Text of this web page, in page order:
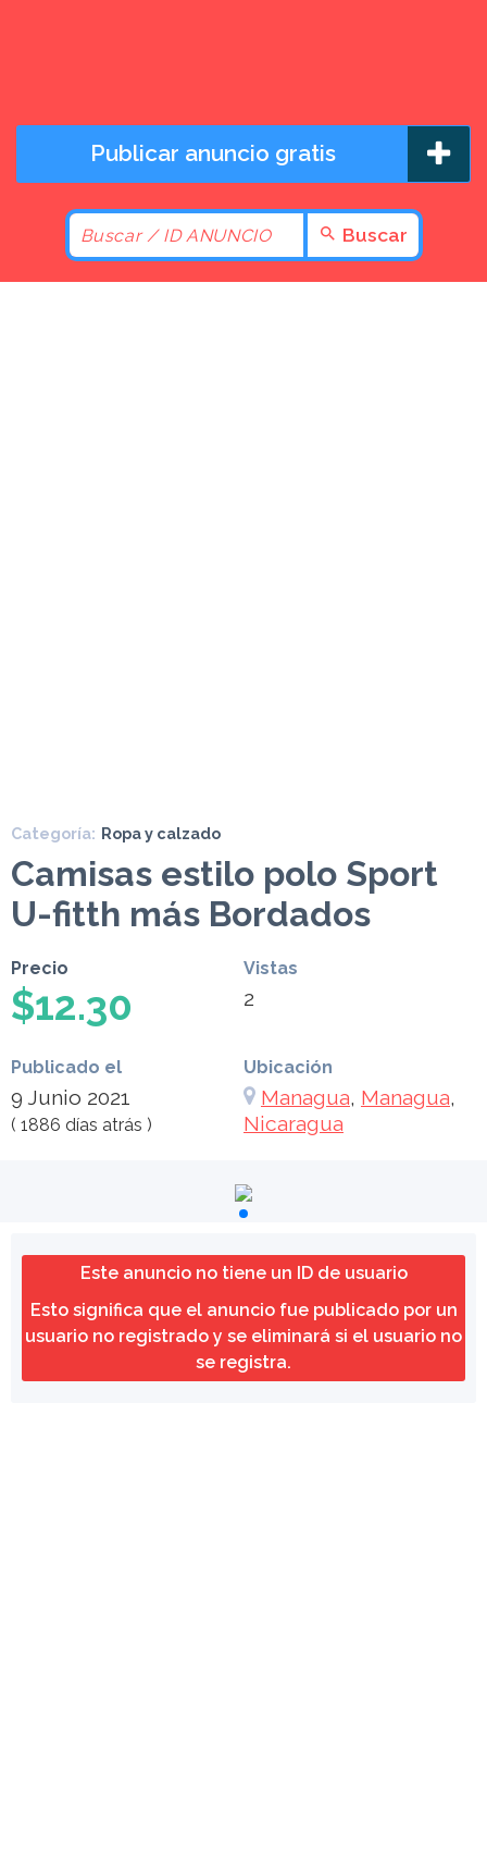
Publicar anuncio gratis
Buscar
Categoría: Ropa y calzado
Camisas estilo polo Sport
U-fitth más Bordados
Precio
$12.30
Vistas
2
Publicado el
9 Junio 2021
( 1886 días atrás )
Ubicación
Managua, Managua,
Nicaragua
Este anuncio no tiene un ID de usuario
Esto significa que el anuncio fue publicado por un
usuario no registrado y se eliminará si el usuario no
se registra.